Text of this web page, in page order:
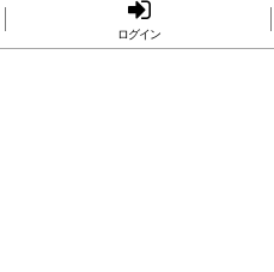
ログイン